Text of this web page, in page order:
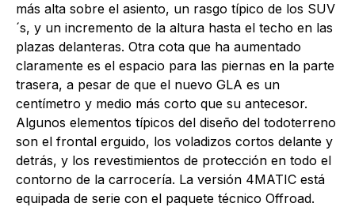
más alta sobre el asiento, un rasgo típico de los SUV
´s, y un incremento de la altura hasta el techo en las
plazas delanteras. Otra cota que ha aumentado
claramente es el espacio para las piernas en la parte
trasera, a pesar de que el nuevo GLA es un
centímetro y medio más corto que su antecesor.
Algunos elementos típicos del diseño del todoterreno
son el frontal erguido, los voladizos cortos delante y
detrás, y los revestimientos de protección en todo el
contorno de la carrocería. La versión 4MATIC está
equipada de serie con el paquete técnico Offroad.